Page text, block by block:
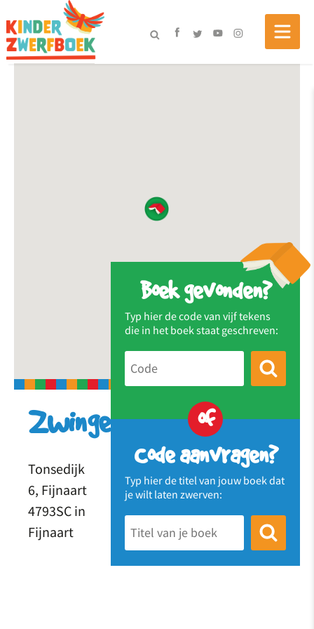
Boek gevonden?
Typ hier de code van vijf tekens
die in het boek staat geschreven:
of
Code aanvragen?
Typ hier de titel van jouw boek dat
je wilt laten zwerven:
Zwingelspaan
Tonsedijk
6, Fijnaart
4793SC in
Fijnaart